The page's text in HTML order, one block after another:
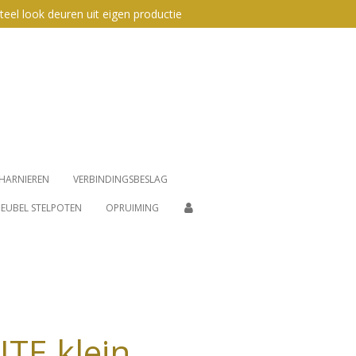
look deuren uit eigen productie
VERBINDINGSBESLAG
STELPOTEN OPRUIMING